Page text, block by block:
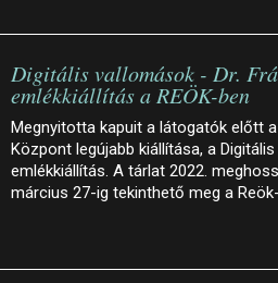
Digitális vallomások - Dr.
emlékkiállítás a REÖK-ben
Megnyitotta kapuit a látogatók előtt
Központ legújabb kiállítása, a
emlékkiállítás. A tárlat 2022.
március 27-ig tekinthető meg a Reök-